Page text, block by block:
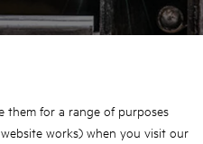
them for a range of purposes
works) when you visit our